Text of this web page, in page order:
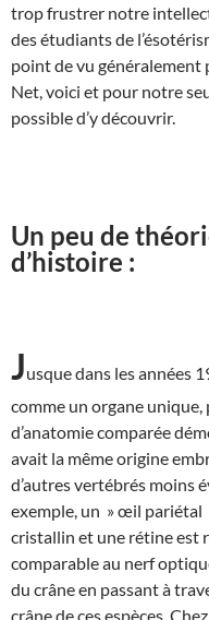
trop frustrer notre
des étudiants de
point de vu généralement
Net, voici et pour notre
possible d’y découvrir.
Un peu de
d’histoire :
Jusque dans les années
comme un organe
d’anatomie comparée
avait la même origine
d’autres vertébrés moins
exemple, un » œil pariétal
cristallin et une rétine est
comparable au nerf
du crâne en passant à
crâne de ces espèces.